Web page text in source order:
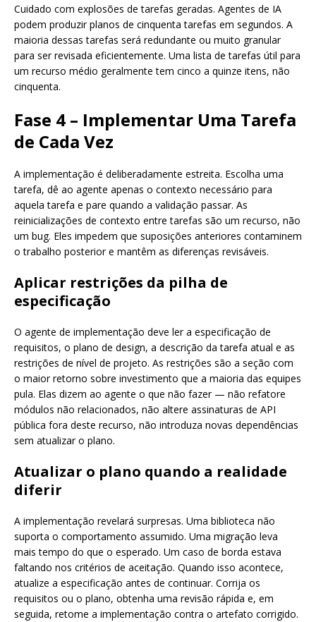
Cuidado com explosões de tarefas geradas. Agentes de IA
podem produzir planos de cinquenta tarefas em segundos. A
maioria dessas tarefas será redundante ou muito granular
para ser revisada eficientemente. Uma lista de tarefas útil para
um recurso médio geralmente tem cinco a quinze itens, não
cinquenta.
Fase 4 – Implementar Uma Tarefa
de Cada Vez
A implementação é deliberadamente estreita. Escolha uma
tarefa, dê ao agente apenas o contexto necessário para
aquela tarefa e pare quando a validação passar. As
reinicializações de contexto entre tarefas são um recurso, não
um bug. Eles impedem que suposições anteriores contaminem
o trabalho posterior e mantêm as diferenças revisáveis.
Aplicar restrições da pilha de
especificação
O agente de implementação deve ler a especificação de
requisitos, o plano de design, a descrição da tarefa atual e as
restrições de nível de projeto. As restrições são a seção com
o maior retorno sobre investimento que a maioria das equipes
pula. Elas dizem ao agente o que não fazer — não refatore
módulos não relacionados, não altere assinaturas de API
pública fora deste recurso, não introduza novas dependências
sem atualizar o plano.
Atualizar o plano quando a realidade
diferir
A implementação revelará surpresas. Uma biblioteca não
suporta o comportamento assumido. Uma migração leva
mais tempo do que o esperado. Um caso de borda estava
faltando nos critérios de aceitação. Quando isso acontece,
atualize a especificação antes de continuar. Corrija os
requisitos ou o plano, obtenha uma revisão rápida e, em
seguida, retome a implementação contra o artefato corrigido.